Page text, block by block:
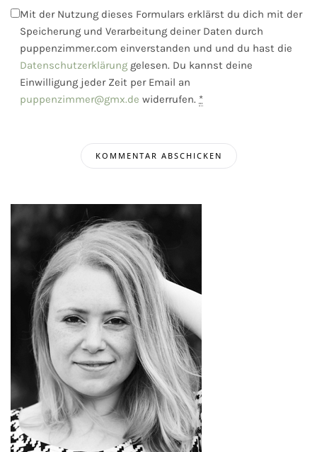
Mit der Nutzung dieses Formulars erklärst du dich mit der
Speicherung und Verarbeitung deiner Daten durch
puppenzimmer.com einverstanden und und du hast die
Datenschutzerklärung gelesen. Du kannst deine
Einwilligung jeder Zeit per Email an
puppenzimmer@gmx.de widerrufen. *